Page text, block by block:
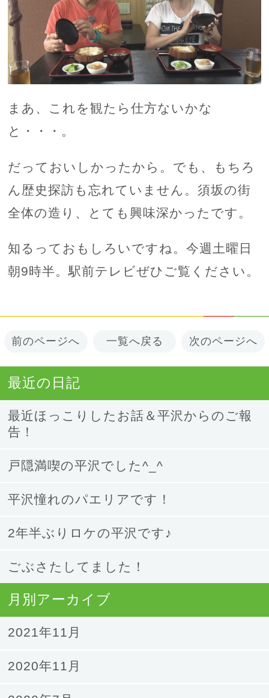
まあ、これを観たら仕方ないかな
と・・・。
だっておいしかったから。でも、もちろ
ん歴史探訪も忘れていません。須坂の街
全体の造り、とても興味深かったです。
知るっておもしろいですね。今週土曜日
朝9時半。駅前テレビぜひご覧ください。
前のページへ 一覧へ戻る 次のページへ
最近の日記
最近ほっこりしたお話＆平沢からのご報
告！
戸隠満喫の平沢でした^_^
平沢憧れのパエリアです！
2年半ぶりロケの平沢です♪
ごぶさたしてました！
月別アーカイブ
2021年11月
2020年11月